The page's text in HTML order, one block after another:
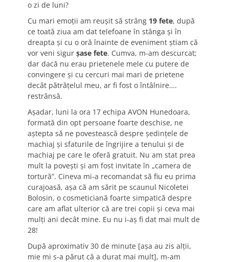
o zi de luni?
Cu mari emoţii am reuşit să strâng 19 fete, după
ce toată ziua am dat telefoane în stânga şi în
dreapta şi cu o oră înainte de eveniment ştiam că
vor veni sigur şase fete. Cumva, m-am descurcat;
dar dacă nu erau prietenele mele cu putere de
convingere şi cu cercuri mai mari de prietene
decât pătrăţelul meu, ar fi fost o întâlnire….
restrânsă.
Aşadar, luni la ora 17 echipa AVON Hunedoara,
formată din opt persoane foarte deschise, ne
aştepta să ne povestească despre şedinţele de
machiaj şi sfaturile de îngrijire a tenului şi de
machiaj pe care le oferă gratuit. Nu am stat prea
mult la poveşti şi am fost invitate în „camera de
tortură”. Cineva mi-a recomandat să fiu eu prima
curajoasă, aşa că am sărit pe scaunul Nicoletei
Bolosin, o cosmeticiană foarte simpatică despre
care am aflat ulterior că are trei copii şi ceva mai
mulţi ani decât mine. Eu nu i-aş fi dat mai mult de
28!
După aproximativ 30 de minute [aşa au zis alţii,
mie mi s-a părut că a durat mai mult], m-am